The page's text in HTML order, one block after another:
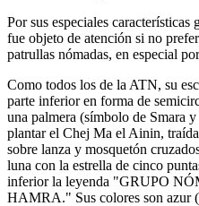
Por sus especiales
fue objeto de atención si no
patrullas nómadas, en especial
Como todos los de la ATN, su
parte inferior en forma de
una palmera (símbolo de Smara
plantar el Chej Ma el Ainin,
sobre lanza y mosquetón
luna con la estrella de cinco
inferior la leyenda "GRUPO
HAMRA." Sus colores son azur